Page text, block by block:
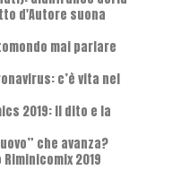
d'Autore suona
mai parlare
c’è vita nel
2019: Il dito e la
che avanza?
2019